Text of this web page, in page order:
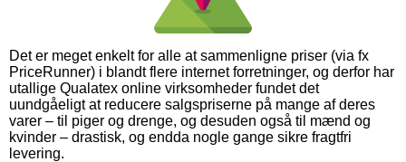
Det er meget enkelt for alle at sammenligne priser (via fx
PriceRunner) i blandt flere internet forretninger, og derfor har
utallige Qualatex online virksomheder fundet det
uundgåeligt at reducere salgspriserne på mange af deres
varer – til piger og drenge, og desuden også til mænd og
kvinder – drastisk, og endda nogle gange sikre fragtfri
levering.